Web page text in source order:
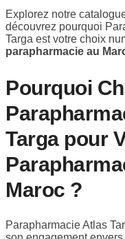
Explorez notre
découvrez pourquoi
Targa est votre choix
parapharmacie au
Pourquoi
Targa pour
Maroc ?
Parapharmacie Atlas